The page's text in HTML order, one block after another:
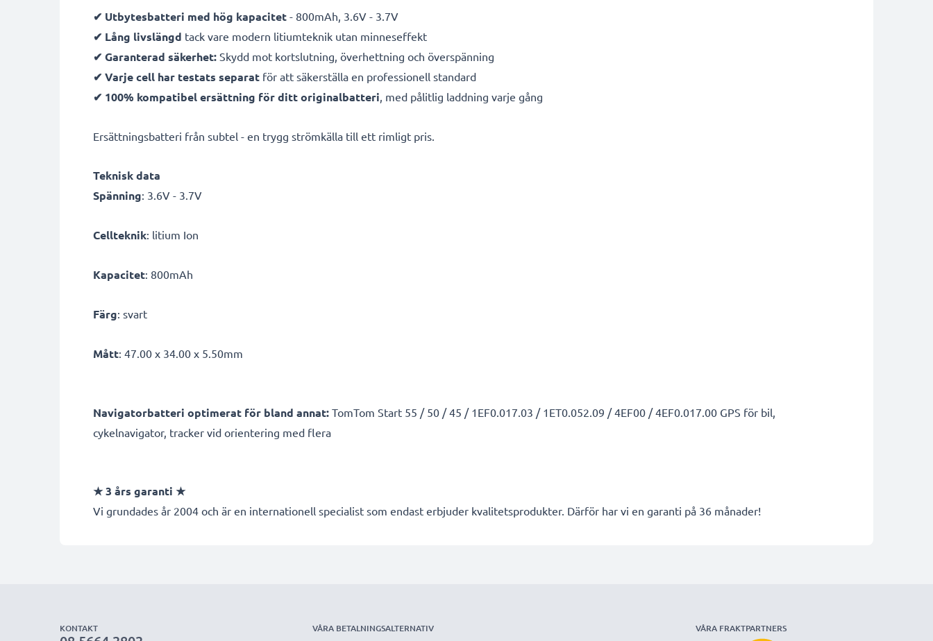
✔ Utbytesbatteri med hög kapacitet - 800mAh, 3.6V - 3.7V
✔ Lång livslängd tack vare modern litiumteknik utan minneseffekt
✔ Garanterad säkerhet: Skydd mot kortslutning, överhettning och överspänning
✔ Varje cell har testats separat för att säkerställa en professionell standard
✔ 100% kompatibel ersättning för ditt originalbatteri, med pålitlig laddning varje gång
Ersättningsbatteri från subtel - en trygg strömkälla till ett rimligt pris.
Teknisk data
Spänning: 3.6V - 3.7V
Cellteknik: litium Ion
Kapacitet: 800mAh
Färg: svart
Mått: 47.00 x 34.00 x 5.50mm
Navigatorbatteri optimerat för bland annat: TomTom Start 55 / 50 / 45 / 1EF0.017.03 / 1ET0.052.09 / 4EF00 / 4EF0.017.00 GPS för bil,
cykelnavigator, tracker vid orientering med flera
★ 3 års garanti ★
Vi grundades år 2004 och är en internationell specialist som endast erbjuder kvalitetsprodukter. Därför har vi en garanti på 36 månader!
KONTAKT VÅRA BETALNINGSALTERNATIV VÅRA FRAKTPARTNERS